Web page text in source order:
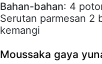
Bahan-bahan: 4
Serutan parmesan 2
kemangi
Moussaka gaya